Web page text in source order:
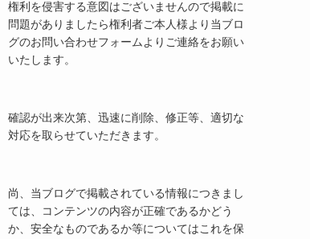
権利を侵害する意図はございませんので掲載に
問題がありましたら権利者ご本人様より当ブロ
グのお問い合わせフォームよりご連絡をお願い
いたします。
確認が出来次第、迅速に削除、修正等、適切な
対応を取らせていただきます。
尚、当ブログで掲載されている情報につきまし
ては、コンテンツの内容が正確であるかどう
か、安全なものであるか等についてはこれを保